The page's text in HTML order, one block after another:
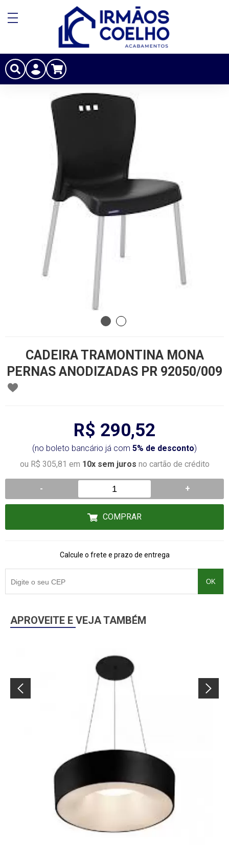
CADEIRA TRAMONTINA MONA
PERNAS ANODIZADAS PR 92050/009
R$ 290,52
(no boleto bancário já com 5% de desconto)
ou R$ 305,81 em 10x sem juros no cartão de crédito
- +
COMPRAR
Calcule o frete e prazo de entrega
OK
APROVEITE E VEJA TAMBÉM